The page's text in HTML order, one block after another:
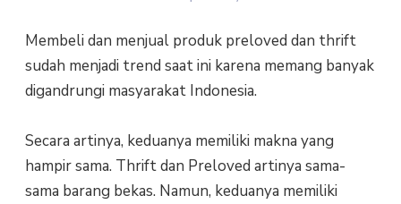
Membeli dan menjual produk preloved dan thrift
sudah menjadi trend saat ini karena memang banyak
digandrungi masyarakat Indonesia.
Secara artinya, keduanya memiliki makna yang
hampir sama. Thrift dan Preloved artinya sama-
sama barang bekas. Namun, keduanya memiliki